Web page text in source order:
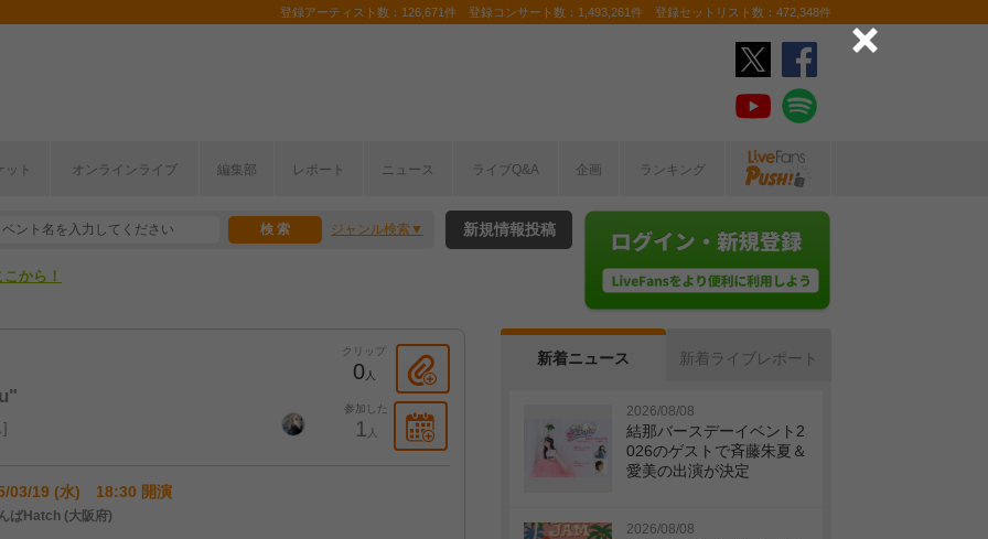
登録アーティスト数：126,671件 登録コンサート数：1,493,261件 登録セットリスト数：472,348件
ット オンラインライブ 編集部 レポート ニュース ライブQ&A 企画 ランキング
ジャンル検索
半期編発表！
から！
新規情報投稿
クリップ
0人
参加した
1 人
03/19 (水) 18:30 開演
ばHatch (大阪府)
新着ニュース 新着ライブレポート
2026/08/08
結那バースデーイベント2
026のゲストで斉藤朱夏＆
愛美の出演が決定
2026/08/08